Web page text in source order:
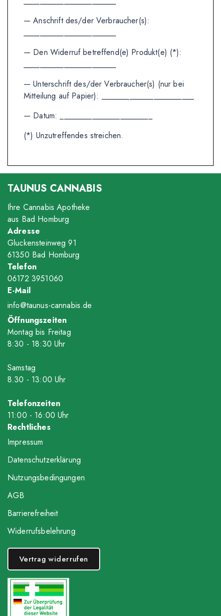
— Anschrift des/der Verbraucher(s):
— Den Widerruf betreffend(e) Produkt(e) (*):
— Unterschrift des/der Verbraucher(s) (nur bei
Mitteilung auf Papier): _______________________
— Datum: _______________________
(*) Unzutreffendes streichen.
TAUNUS CANNABIS
Ihre Cannabis Apotheke
aus Bad Homburg
Adresse
Gluckensteinweg 91
61350 Bad Homburg
Telefon
06172 3951060
E-Mail
info@taunus-cannabis.de
Öffnungszeiten
Montag bis Freitag
8:30 - 18:30 Uhr
Samstag
8.30 - 13:00 Uhr
Telefonzeiten
11:00 - 16:00 Uhr
Rechtliches
Impressum
Datenschutzerklärung
Nutzungsbedingungen
AGB
Barrierefreiheit
Widerrufsbelehrung
Vertrag widerrufen